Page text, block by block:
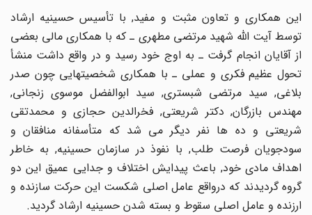
این همکارى و تعاون مثبت و مفید, با تأسیس حسینیه ارشاد
توسط آیت اللّه شهید مرتضى مطهرى ـ که با همکارى مالى بعضى
از آقایان انجام گرفت ـ به اوج خود رسید و در واقع داشت منشأ
تحول عظیم فکرى و عملى ـ با همکارى شخصیتهایى چون صدر
بلاغى, سید مرتضى شبسترى, سید ابوالفضل موسوى زنجانى,
مهندس بازرگان, دکتر شریعتى, فخرالدین حجازى و محمدتقى
شریعتى و ده ها نفر دیگر مى شد که متأسفانه منافقان و
سودجویان فرصت طلب, با نفوذ در سازمان حسینیه, به خاطر
اهداف مادى خود, باعث پیدایش اختلاف و جدایى عمیق این دو
گروه گردیدند که درواقع عامل اصلى شکست این حرکت سازنده و
ارزنده و عامل اصلى سقوط و بسته شدن حسینیه ارشاد گردید.